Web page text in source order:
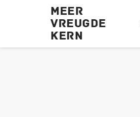
MEER
VREUGDE
KERN